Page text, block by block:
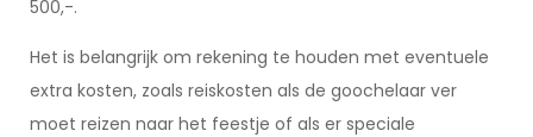
500,-.
Het is belangrijk om rekening te houden met eventuele
extra kosten, zoals reiskosten als de goochelaar ver
moet reizen naar het feestje of als er speciale